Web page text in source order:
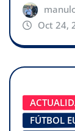
Oct 24,
FÚTBOL